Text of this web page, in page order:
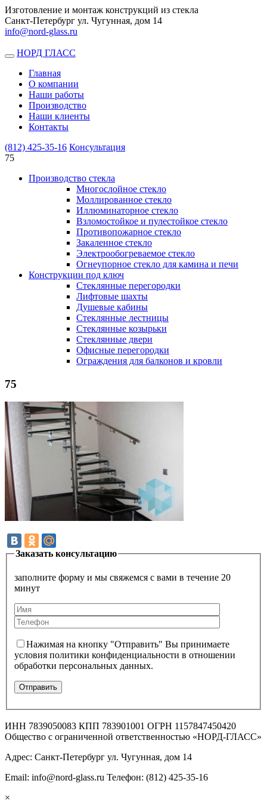
Изготовление и монтаж конструкций из стекла
Санкт-Петербург ул. Чугунная, дом 14
info@nord-glass.ru
Toggle
navigation
НОРД ГЛАСС
Главная
О компании
Наши работы
Производство
Наши клиенты
Контакты
(812) 425-35-16 Консультация
75
Производство стекла
Многослойное стекло
Моллированное стекло
Иллюминаторное стекло
Взломостойкое и пулестойкое стекло
Противопожарное стекло
Закаленное стекло
Электрообогреваемое стекло
Огнеупорное стекло для камина и печи
Конструкции под ключ
Стеклянные перегородки
Лифтовые шахты
Душевые кабины
Cтеклянные лестницы
Cтеклянные козырьки
Cтеклянные двери
Офисные перегородки
Ограждения для балконов и кровли
75
Заказать консультацию
заполните форму и мы свяжемся с вами в течение 20
минут
Нажимая на кнопку "Отправить" Вы принимаете
условия политики конфиденциальности в отношении
обработки персональных данных.
ИНН 7839050083 КПП 783901001 ОГРН 1157847450420
Общество с ограниченной ответственностью «НОРД-ГЛАСС»
Адрес: Санкт-Петербург ул. Чугунная, дом 14
Email: info@nord-glass.ru Телефон: (812) 425-35-16
×